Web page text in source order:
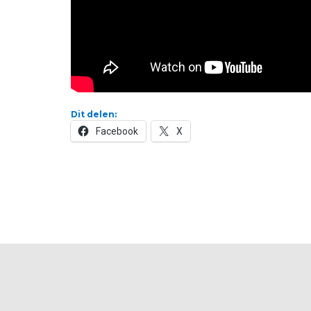
Dit delen:
Facebook X